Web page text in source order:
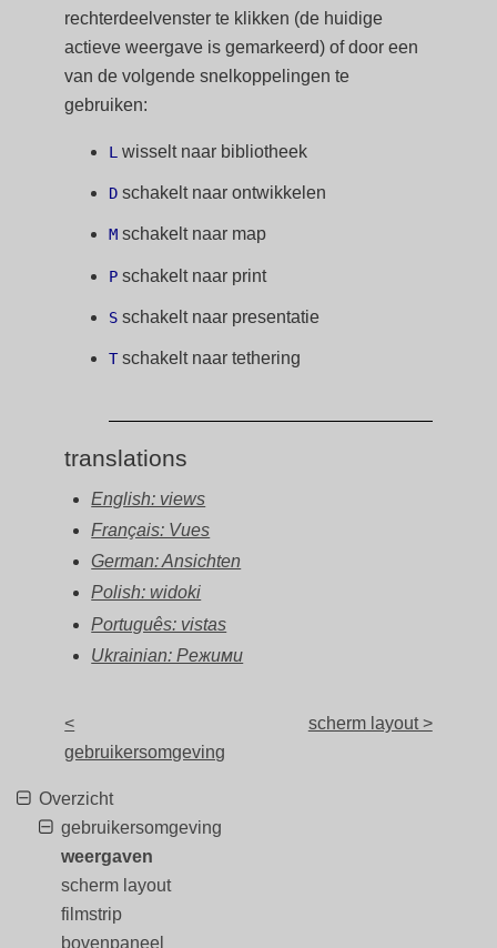
rechterdeelvenster te klikken (de huidige
actieve weergave is gemarkeerd) of door een
van de volgende snelkoppelingen te
gebruiken:
L wisselt naar bibliotheek
D schakelt naar ontwikkelen
M schakelt naar map
P schakelt naar print
S schakelt naar presentatie
T schakelt naar tethering
translations
English: views
Français: Vues
German: Ansichten
Polish: widoki
Português: vistas
Ukrainian: Режими
<
gebruikersomgeving
scherm layout >
Overzicht
gebruikersomgeving
weergaven
scherm layout
filmstrip
bovenpaneel